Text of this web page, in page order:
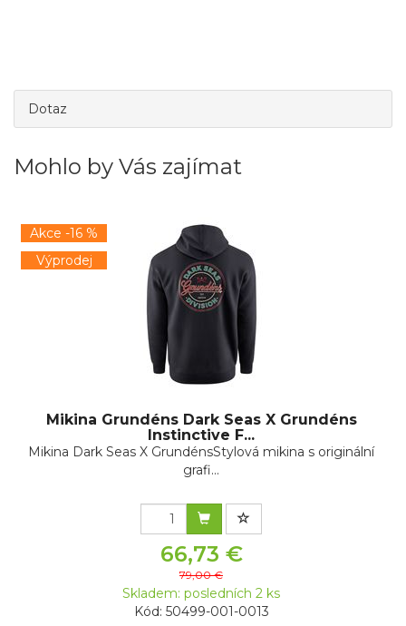
Dotaz
Mohlo by Vás zajímat
Akce -16 %
Výprodej
Mikina Grundéns Dark Seas X Grundéns
Instinctive F...
Mikina Dark Seas X GrundénsStylová mikina s originální
grafi...
66,73 €
79,00 €
Skladem: posledních 2 ks
Kód: 50499-001-0013